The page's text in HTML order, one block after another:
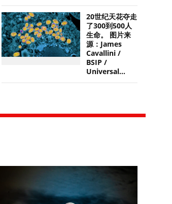
20世纪天花夺走
了300到500人
生命。 图片来
源：James
Cavallini /
BSIP /
Universal...